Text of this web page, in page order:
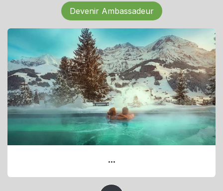
Devenir Ambassadeur
...